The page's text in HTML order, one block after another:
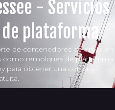
- Servicios
plataforma
de contenedores de envío en
como remolques de plataforma
para obtener una cotización